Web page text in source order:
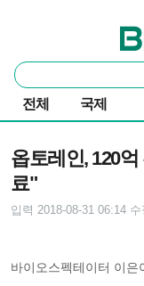
바
통
합
검
색
전체 국제
옵토레인, 120
료"
입력 2018-08-31 06:14 수
바이오스펙테이터 이은